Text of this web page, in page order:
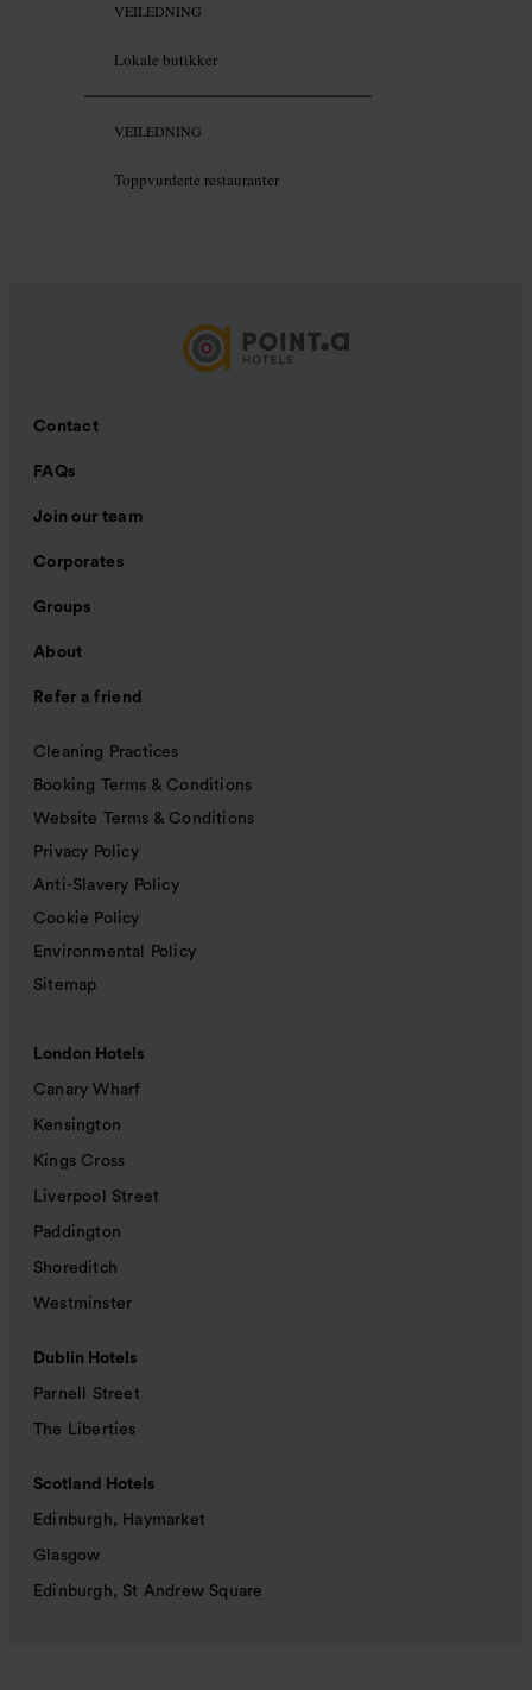
VEILEDNING
Lokale butikker
VEILEDNING
Toppvurderte restauranter
Contact
FAQs
Join our team
Corporates
Groups
About
Refer a friend
Cleaning Practices
Booking Terms & Conditions
Website Terms & Conditions
Privacy Policy
Anti-Slavery Policy
Cookie Policy
Environmental Policy
Sitemap
London Hotels
Canary Wharf
Kensington
Kings Cross
Liverpool Street
Paddington
Shoreditch
Westminster
Dublin Hotels
Parnell Street
The Liberties
Scotland Hotels
Edinburgh, Haymarket
Glasgow
Edinburgh, St Andrew Square